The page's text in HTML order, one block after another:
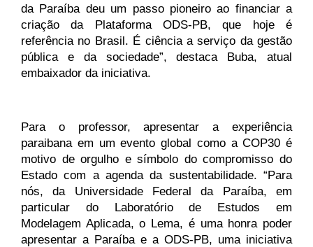
da Paraíba deu um passo pioneiro ao financiar a
criação da Plataforma ODS-PB, que hoje é
referência no Brasil. É ciência a serviço da gestão
pública e da sociedade”, destaca Buba, atual
embaixador da iniciativa.
Para o professor, apresentar a experiência
paraibana em um evento global como a COP30 é
motivo de orgulho e símbolo do compromisso do
Estado com a agenda da sustentabilidade. “Para
nós, da Universidade Federal da Paraíba, em
particular do Laboratório de Estudos em
Modelagem Aplicada, o Lema, é uma honra poder
apresentar a Paraíba e a ODS-PB, uma iniciativa